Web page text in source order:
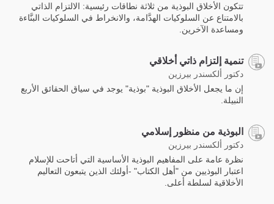
تتكون الأخلاق البوذية من ثلاثة نطاقات رئيسية: الالتزام الذاتي
بالامتناع عن السلوكيات الهدَّامة، والانخراط في السلوكيات البنَّاءة
ومساعدة الآخرين.
تنمية إلتزام ذاتي أخلاقي
دكتور ألكسندر بيرزين
إن ما يجعل الأخلاق البوذية "بوذية" يوجد في سياق الحقائق الأربع
النبيلة.
البوذية من منظور إسلامي
دكتور ألكسندر بيرزين
نظرة عامة على المفاهيم البوذية الأساسية التي أتاحت للإسلام
اعتبار البوذيين من "أهل الكتاب" -أولئك الذين يتبعون التعاليم
الأخلاقية لسلطة أعلى.